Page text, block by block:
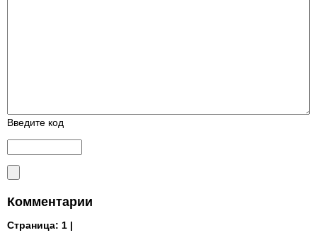
Введите код
Комментарии
Страница: 1 |